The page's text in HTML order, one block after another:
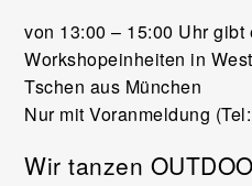
von 13:00 – 15:00 Uhr
Workshopeinheiten in
Tschen aus München
Nur mit Voranmeldung
Wir tanzen